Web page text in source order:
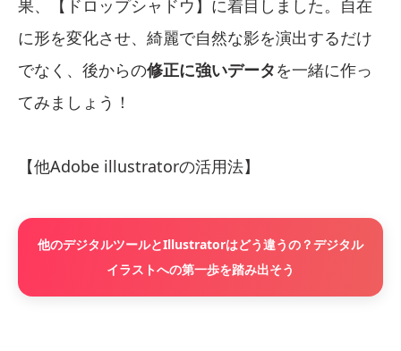
果、【ドロップシャドウ】に着目しました。自在
に形を変化させ、綺麗で自然な影を演出するだけ
でなく、後からの修正に強いデータを一緒に作っ
てみましょう！
【他Adobe illustratorの活用法】
他のデジタルツールとIllustratorはどう違うの？デジタル
イラストへの第一歩を踏み出そう